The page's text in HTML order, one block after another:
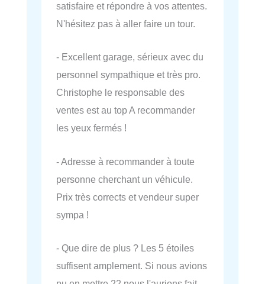
satisfaire et répondre à vos attentes.
N'hésitez pas à aller faire un tour.
- Excellent garage, sérieux avec du
personnel sympathique et très pro.
Christophe le responsable des
ventes est au top A recommander
les yeux fermés !
- Adresse à recommander à toute
personne cherchant un véhicule.
Prix très corrects et vendeur super
sympa !
- Que dire de plus ? Les 5 étoiles
suffisent amplement. Si nous avions